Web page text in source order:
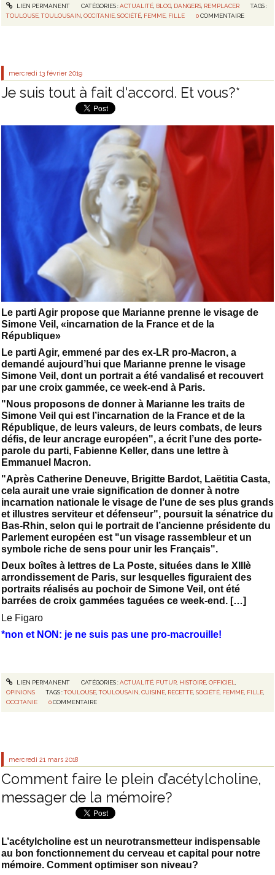
LIEN PERMANENT CATÉGORIES :ACTUALITÉ, BLOG, DANGERS, REMPLACER
TAGS :
TOULOUSE,TOULOUSAIN,OCCITANIE,SOCIÉTÉ, FEMME, FILLE 0 COMMENTAIRE
mercredi 13 février 2019
Je suis tout à fait d'accord. Et vous?*
Le parti Agir propose que Marianne prenne le visage de
Simone Veil, «incarnation de la France et de la
République»
Le parti Agir, emmené par des ex-LR pro-Macron, a
demandé aujourd’hui que Marianne prenne le visage
Simone Veil, dont un portrait a été vandalisé et recouvert
par une croix gammée, ce week-end à Paris.
"Nous proposons de donner à Marianne les traits de
Simone Veil qui est l’incarnation de la France et de la
République, de leurs valeurs, de leurs combats, de leurs
défis, de leur ancrage européen", a écrit l’une des porte-
parole du parti, Fabienne Keller, dans une lettre à
Emmanuel Macron.
"Après Catherine Deneuve, Brigitte Bardot, Laëtitia Casta,
cela aurait une vraie signification de donner à notre
incarnation nationale le visage de l’une de ses plus grands
et illustres serviteur et défenseur", poursuit la sénatrice du
Bas-Rhin, selon qui le portrait de l’ancienne présidente du
Parlement européen est "un visage rassembleur et un
symbole riche de sens pour unir les Français".
Deux boîtes à lettres de La Poste, situées dans le XIIIè
arrondissement de Paris, sur lesquelles figuraient des
portraits réalisés au pochoir de Simone Veil, ont été
barrées de croix gammées taguées ce week-end. […]
Le Figaro
*non et NON: je ne suis pas une pro-macrouille!
LIEN PERMANENT CATÉGORIES :ACTUALITÉ, FUTUR, HISTOIRE, OFFICIEL,
OPINIONS
TAGS :TOULOUSE,TOULOUSAIN,CUISINE, RECETTE,SOCIÉTÉ, FEMME, FILLE,
OCCITANIE
0 COMMENTAIRE
mercredi 21 mars 2018
Comment faire le plein d’acétylcholine,
messager de la mémoire?
L’acétylcholine est un neurotransmetteur indispensable
au bon fonctionnement du cerveau et capital pour notre
mémoire. Comment optimiser son niveau?